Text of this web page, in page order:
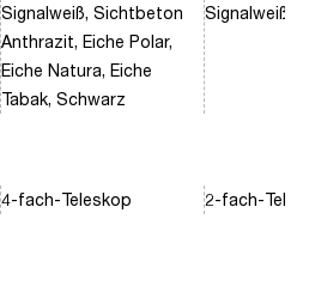
Signalweiß, Sichtbeton
Anthrazit, Eiche Polar,
Eiche Natura, Eiche
Tabak, Schwarz
4-fach-Teleskop
Signalweiß,
2-fach-